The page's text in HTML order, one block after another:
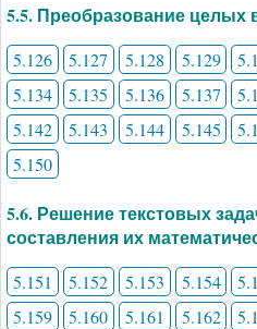
5.5. Преобразование целых
5.126 5.127 5.128 5.129
5.134
5.135 5.136 5.137
5.142
5.143 5.144 5.145
5.150
5.6. Решение текстовых
составления их
5.151 5.152 5.153 5.154
5.159
5.160 5.161 5.162